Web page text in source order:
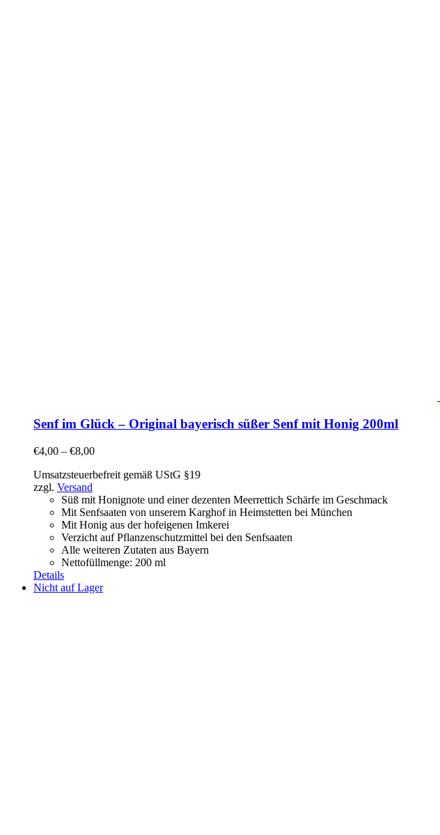
Senf im Glück – Original bayerisch süßer Senf mit Honig 200ml
€4,00 – €8,00
Umsatzsteuerbefreit gemäß UStG §19
zzgl. Versand
Süß mit Honignote und einer dezenten Meerrettich Schärfe im Geschmack
Mit Senfsaaten von unserem Karghof in Heimstetten bei München
Mit Honig aus der hofeigenen Imkerei
Verzicht auf Pflanzenschutzmittel bei den Senfsaaten
Alle weiteren Zutaten aus Bayern
Nettofüllmenge: 200 ml
Details
Nicht auf Lager